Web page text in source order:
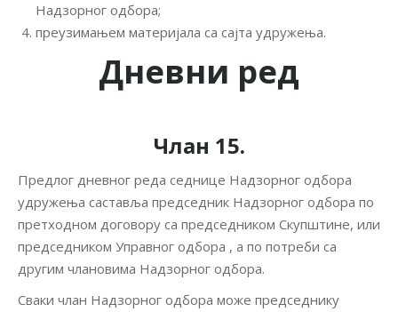
Надзорног одбора;
преузимањем материјала са сајта удружења.
Дневни ред
Члан 15.
Предлог дневног реда седнице Надзорног одбора
удружења саставља председник Надзорног одбора по
претходном договору са председником Скупштине, или
председником Управног одбора , а по потреби са
другим члановима Надзорног одбора.
Сваки члан Надзорног одбора може председнику